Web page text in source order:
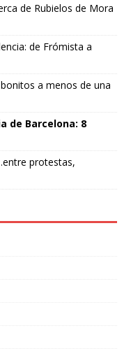
de Rubielos de Mora
de Frómista a
a menos de una
de Barcelona: 8
protestas,